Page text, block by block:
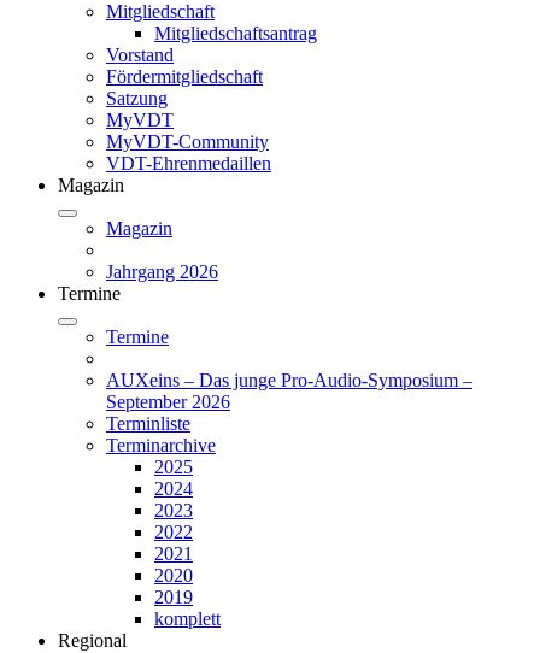
Mitgliedschaft
Mitgliedschaftsantrag
Vorstand
Fördermitgliedschaft
Satzung
MyVDT
MyVDT-Community
VDT-Ehrenmedaillen
Magazin
Magazin
Jahrgang 2026
Termine
Termine
AUXeins – Das junge Pro-Audio-Symposium –
September 2026
Terminliste
Terminarchive
2025
2024
2023
2022
2021
2020
2019
komplett
Regional